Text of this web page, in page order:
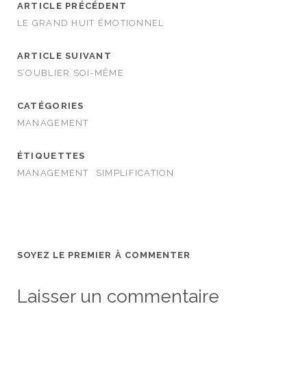
ARTICLE PRÉCÉDENT
LE GRAND HUIT ÉMOTIONNEL
ARTICLE SUIVANT
S’OUBLIER SOI-MÊME
CATÉGORIES
MANAGEMENT
ÉTIQUETTES
MANAGEMENT
SIMPLIFICATION
SOYEZ LE PREMIER À COMMENTER
Laisser un commentaire